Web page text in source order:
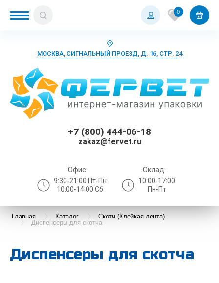
0
МОСКВА, СИГНАЛЬНЫЙ ПРОЕЗД, Д. 16, СТР. 24
+7 (800) 444-06-18
zakaz@fervet.ru
Офис:
9:30-21:00 Пт-Пн
10:00-14:00 Сб
Склад:
10:00-17:00
Пн-Пт
Главная Каталог
Скотч (Клейкая лента)
Диспенсеры для скотча
Диспенсеры для скотча